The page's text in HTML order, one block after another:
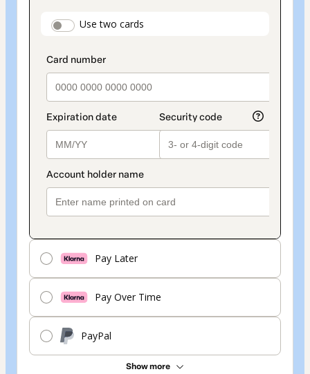
payment_data.section_title_v2
Use two cards
Pay Later
Pay Over Time
PayPal
Show more
method